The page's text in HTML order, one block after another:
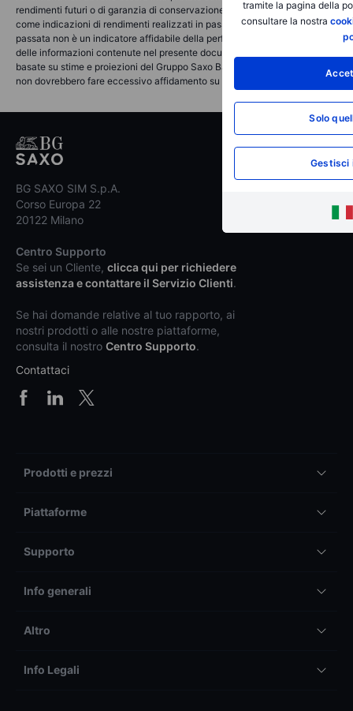
tramite la pagina della
consultare la nostra
Solo
Gestisci
rendimenti futuri o di garanzia di conservazione del capitale investito ma
come indicazioni di rendimenti realizzati in passato. La performance
passata non è un indicatore affidabile della performance futura. Alcune
delle informazioni contenute nel presente documento possono essere
basate su stime e proiezioni del Gruppo Saxo Bank e pertanto gli utenti
non dovrebbero fare eccessivo affidamento su di esse.
BG SAXO SIM S.p.A.
Corso Europa 22
20122 Milano
Centro Supporto
Se sei un Cliente, clicca qui per richiedere
assistenza e contattare il Servizio Clienti.
Se hai domande relative al tuo rapporto, ai
nostri prodotti o alle nostre piattaforme,
consulta il nostro Centro Supporto.
Contattaci
Prodotti e prezzi
Piattaforme
Supporto
Info generali
Altro
Info Legali